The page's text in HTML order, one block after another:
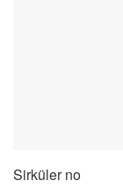
Sirküler no